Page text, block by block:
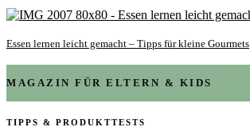
Essen lernen leicht gemacht – Tipps für kleine Gourmets
MAGAZIN FÜR ELTERN & KIDS
TIPPS & PRODUKTTESTS